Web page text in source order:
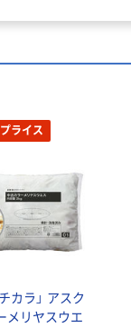
ライス
カラ」 アスク
メリヤスウエ